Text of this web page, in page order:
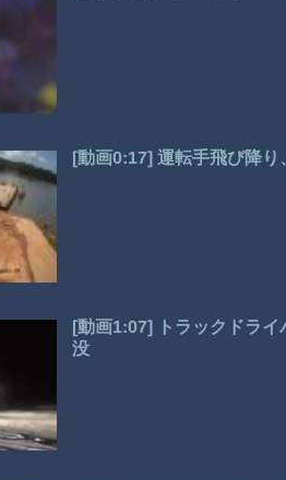
[動画0:17] 運転手飛び降
[動画1:07] トラックドラ
没